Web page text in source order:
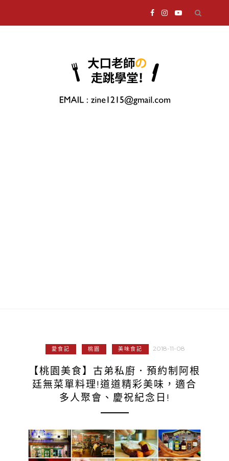
愛食記 桃園 美味食記 2018-11-08
【桃園美食】古弟私廚．預約制阿根
廷無菜單料理!道道精彩美味，適合
多人聚會、慶祝紀念日!